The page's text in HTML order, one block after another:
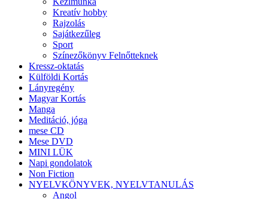
Kreatív hobby
Rajzolás
Sajátkezűleg
Sport
Színezőkönyv Felnőtteknek
Kressz-oktatás
Külföldi Kortás
Lányregény
Magyar Kortás
Manga
Meditáció, jóga
mese CD
Mese DVD
MINI LÜK
Napi gondolatok
Non Fiction
NYELVKÖNYVEK, NYELVTANULÁS
Angol